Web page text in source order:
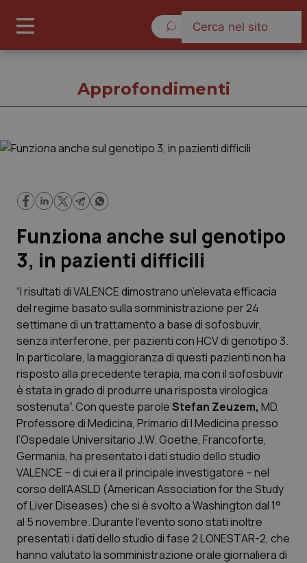
Cronache
Governo e Parlamento
Regioni e Asl
Lavoro e Professioni
Scienza e Farmaci
Studi e Analisi
Lettere al direttore
Edizioni Regionali
QS Pro
Professionisti Sanitari.AI
Abruzzo
QS Pro Gold
Approfondimenti
Funziona anche sul genotipo
3, in pazienti difficili
“I risultati di VALENCE dimostrano un’elevata efficacia
del regime basato sulla somministrazione per 24
settimane di un trattamento a base di sofosbuvir,
senza interferone, per pazienti con HCV di genotipo 3.
In particolare, la maggioranza di questi pazienti non ha
risposto alla precedente terapia, ma con il sofosbuvir
è stata in grado di produrre una risposta virologica
sostenuta”. Con queste paroleStefan Zeuzem, MD,
Professore di Medicina, Primario di I Medicina presso
l’Ospedale Universitario J.W. Goethe, Francoforte,
Germania, ha presentato i dati studio dello studio
VALENCE – di cui era il principale investigatore – nel
corso dell’AASLD (American Association for the Study
of Liver Diseases) che si è svolto a Washington dal 1°
al 5 novembre. Durante l'evento sono stati inoltre
presentati i dati dello studio di fase 2 LONESTAR-2, che
hanno valutato la somministrazione orale giornaliera di